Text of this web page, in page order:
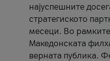
најуспешните
стратегиското
месеци. Во
Македонската
верната публика.